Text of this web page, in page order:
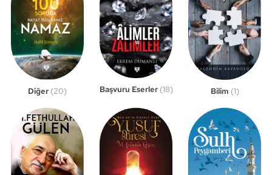
Diğer (20) Başvuru Eserler (18) Bilim (1)